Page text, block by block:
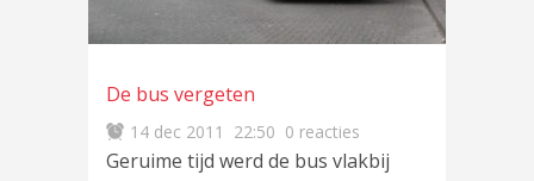
De bus vergeten
14 dec 2011 22:50 0 reacties
Geruime tijd werd de bus vlakbij